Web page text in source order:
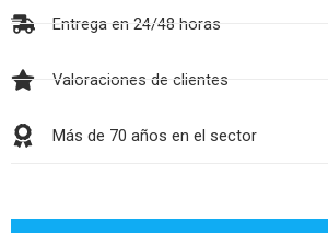
Entrega en 24/48 horas
Valoraciones de clientes
Más de 70 años en el sector